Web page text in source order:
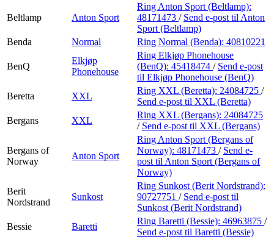
Beltlamp Anton Sport
Ring Anton Sport (Beltlamp):
48171473 / Send e-post til Anton
Sport (Beltlamp)
Benda
Normal Ring Normal (Benda): 40810221
BenQ
Elkjøp
Phonehouse
Ring Elkjøp Phonehouse
(BenQ): 45418474 / Send e-post
til Elkjøp Phonehouse (BenQ)
Beretta
XXL
Ring XXL (Beretta): 24084725 /
Send e-post til XXL (Beretta)
Bergans
XXL
Ring XXL (Bergans): 24084725
/ Send e-post til XXL (Bergans)
Bergans of
Norway
Anton Sport
Ring Anton Sport (Bergans of
Norway): 48171473 / Send e-
post til Anton Sport (Bergans of
Norway)
Berit
Nordstrand
Sunkost
Ring Sunkost (Berit Nordstrand):
90727751 / Send e-post til
Sunkost (Berit Nordstrand)
Bessie
Baretti
Ring Baretti (Bessie): 46963875 /
Send e-post til Baretti (Bessie)